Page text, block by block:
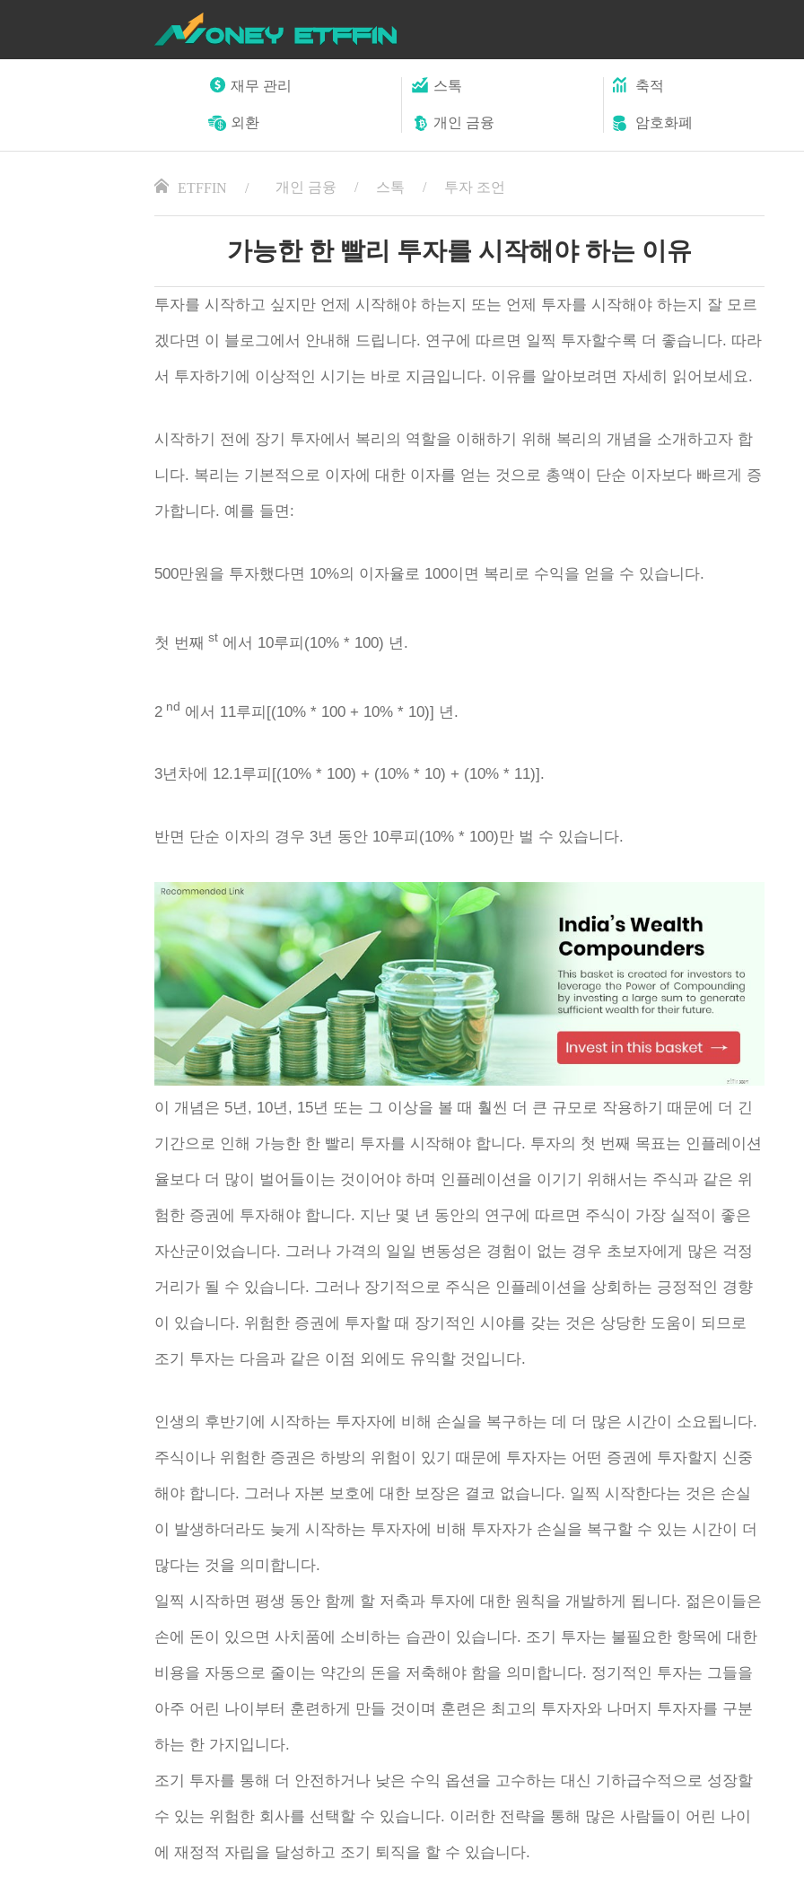
재무 관리 스톡 축적
외환 개인 금융 암호화폐
ETFFIN 개인 금융 스톡 투자 조언
가능한 한 빨리 투자를 시작해야 하는 이유
투자를 시작하고 싶지만 언제 시작해야 하는지 또는 언제 투자를 시작해야 하는지 잘 모르
겠다면 이 블로그에서 안내해 드립니다. 연구에 따르면 일찍 투자할수록 더 좋습니다. 따라
서 투자하기에 이상적인 시기는 바로 지금입니다. 이유를 알아보려면 자세히 읽어보세요.
시작하기 전에 장기 투자에서 복리의 역할을 이해하기 위해 복리의 개념을 소개하고자 합
니다. 복리는 기본적으로 이자에 대한 이자를 얻는 것으로 총액이 단순 이자보다 빠르게 증
가합니다. 예를 들면:
500만원을 투자했다면 10%의 이자율로 100이면 복리로 수익을 얻을 수 있습니다.
첫 번째 st 에서 10루피(10% * 100) 년.
2 nd 에서 11루피[(10% * 100 + 10% * 10)] 년.
3년차에 12.1루피[(10% * 100) + (10% * 10) + (10% * 11)].
반면 단순 이자의 경우 3년 동안 10루피(10% * 100)만 벌 수 있습니다.
이 개념은 5년, 10년, 15년 또는 그 이상을 볼 때 훨씬 더 큰 규모로 작용하기 때문에 더 긴
기간으로 인해 가능한 한 빨리 투자를 시작해야 합니다. 투자의 첫 번째 목표는 인플레이션
율보다 더 많이 벌어들이는 것이어야 하며 인플레이션을 이기기 위해서는 주식과 같은 위
험한 증권에 투자해야 합니다. 지난 몇 년 동안의 연구에 따르면 주식이 가장 실적이 좋은
자산군이었습니다. 그러나 가격의 일일 변동성은 경험이 없는 경우 초보자에게 많은 걱정
거리가 될 수 있습니다. 그러나 장기적으로 주식은 인플레이션을 상회하는 긍정적인 경향
이 있습니다. 위험한 증권에 투자할 때 장기적인 시야를 갖는 것은 상당한 도움이 되므로
조기 투자는 다음과 같은 이점 외에도 유익할 것입니다.
인생의 후반기에 시작하는 투자자에 비해 손실을 복구하는 데 더 많은 시간이 소요됩니다.
주식이나 위험한 증권은 하방의 위험이 있기 때문에 투자자는 어떤 증권에 투자할지 신중
해야 합니다. 그러나 자본 보호에 대한 보장은 결코 없습니다. 일찍 시작한다는 것은 손실
이 발생하더라도 늦게 시작하는 투자자에 비해 투자자가 손실을 복구할 수 있는 시간이 더
많다는 것을 의미합니다.
일찍 시작하면 평생 동안 함께 할 저축과 투자에 대한 원칙을 개발하게 됩니다. 젊은이들은
손에 돈이 있으면 사치품에 소비하는 습관이 있습니다. 조기 투자는 불필요한 항목에 대한
비용을 자동으로 줄이는 약간의 돈을 저축해야 함을 의미합니다. 정기적인 투자는 그들을
아주 어린 나이부터 훈련하게 만들 것이며 훈련은 최고의 투자자와 나머지 투자자를 구분
하는 한 가지입니다.
조기 투자를 통해 더 안전하거나 낮은 수익 옵션을 고수하는 대신 기하급수적으로 성장할
수 있는 위험한 회사를 선택할 수 있습니다. 이러한 전략을 통해 많은 사람들이 어린 나이
에 재정적 자립을 달성하고 조기 퇴직을 할 수 있습니다.